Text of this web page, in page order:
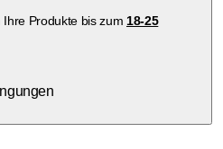
Produkte bis zum 18-25